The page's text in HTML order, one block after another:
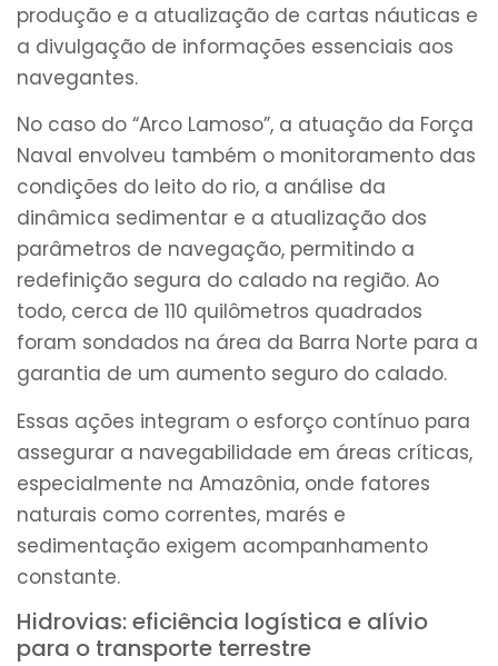
produção e a atualização de cartas náuticas e
a divulgação de informações essenciais aos
navegantes.
No caso do “Arco Lamoso”, a atuação da Força
Naval envolveu também o monitoramento das
condições do leito do rio, a análise da
dinâmica sedimentar e a atualização dos
parâmetros de navegação, permitindo a
redefinição segura do calado na região. Ao
todo, cerca de 110 quilômetros quadrados
foram sondados na área da Barra Norte para a
garantia de um aumento seguro do calado.
Essas ações integram o esforço contínuo para
assegurar a navegabilidade em áreas críticas,
especialmente na Amazônia, onde fatores
naturais como correntes, marés e
sedimentação exigem acompanhamento
constante.
Hidrovias: eficiência logística e alívio
para o transporte terrestre